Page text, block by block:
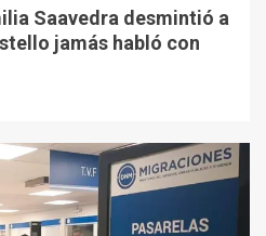
Saavedra desmintió a
jamás habló con